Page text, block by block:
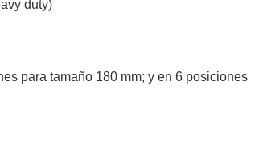
duty)
para tamaño 180 mm; y en 6 posiciones